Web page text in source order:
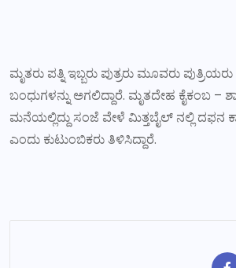
ಮೃತರು ಪತ್ನಿ ಇಬ್ಬರು ಪುತ್ರರು ಮೂವರು
ಬಂಧುಗಳನ್ನು ಅಗಲಿದ್ದಾರೆ. ಮೃತದೇಹ ಕೈಕಂಬ –
ಮನೆಯಲ್ಲಿದ್ದು ಸಂಜೆ ವೇಳೆ ಮಿತ್ತಬೈಲ್ ನಲ್ಲಿ
ಎಂದು ಕುಟುಂಬಿಕರು ತಿಳಿಸಿದ್ದಾರೆ.